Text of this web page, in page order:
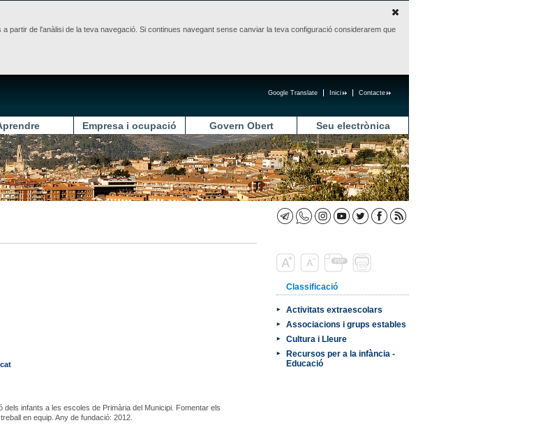
partir de l'anàlisi de la teva navegació. Si continues navegant sense canviar la teva configuració considerarem que
Contacte
Inici
Google Translate
Empresa i ocupació Govern Obert Seu electrònica
dels infants a les escoles de Primària del Municipi. Fomentar els
en equip. Any de fundació: 2012.
Classificació
Activitats extraescolars
Associacions i grups estables
Cultura i Lleure
Recursos per a la infància -
Educació